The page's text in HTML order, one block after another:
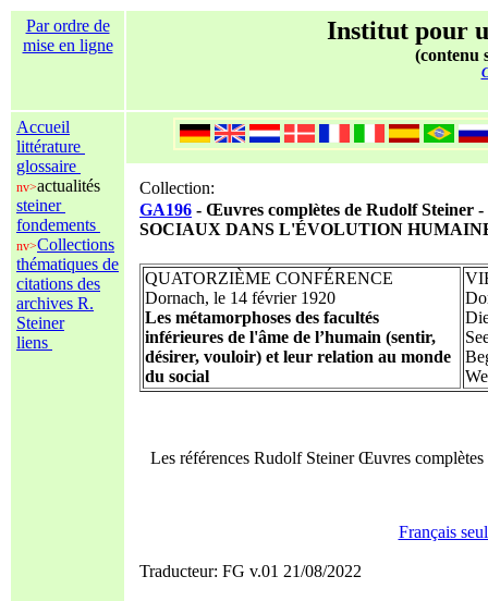
Par ordre de
mise en ligne
Institut pour
(contenu
Accueil
littérature
glossaire
nv>actualités
steiner
fondements
nv>Collections
thématiques de
citations des
archives R.
Steiner
liens
Collection:
GA196 - Œuvres complètes de Rudolf
SOCIAUX DANS L'ÉVOLUTION
QUATORZIÈME CONFÉRENCE
Dornach, le 14 février 1920
Les métamorphoses des facultés
inférieures de l'âme de l’humain (sentir,
désirer, vouloir) et leur relation au monde
du social
Les références Rudolf Steiner Œuvres
Français
Traducteur: FG v.01 21/08/2022